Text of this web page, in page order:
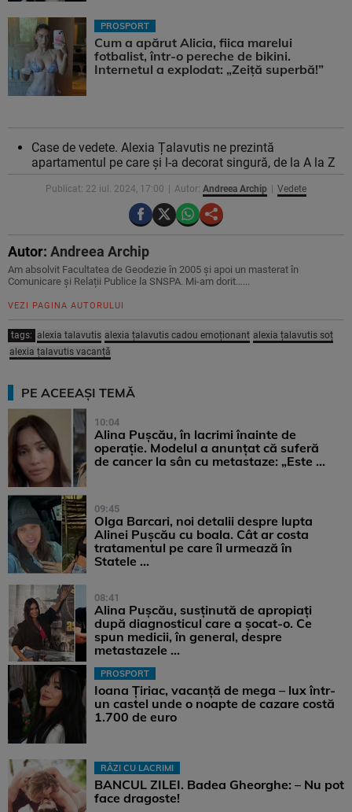
PROSPORT
Cum a apărut Alicia, fiica marelui
fotbalist, într-o pereche de bikini.
Internetul a explodat: „Zeiță superbă!”
Case de vedete. Alexia Țalavutis ne prezintă
apartamentul pe care și l-a decorat singură, de la A la Z
Publicat: 22 iul. 2024, 17:00 Autor: Andreea Archip Vedete
Autor: Andreea Archip
Am absolvit Facultatea de Geodezie în 2005 și apoi un masterat în
Comunicare și Relații Publice la SNSPA. Mi-am dorit…...
VEZI PAGINA AUTORULUI
tags: alexia talavutis alexia țalavutis cadou emoționant alexia țalavutis soț
alexia țalavutis vacanță
PE ACEEAȘI TEMĂ
10:04
Alina Pușcău, în lacrimi înainte de
operație. Modelul a anunțat că suferă
de cancer la sân cu metastaze: „Este ...
09:45
Olga Barcari, noi detalii despre lupta
Alinei Pușcău cu boala. Cât ar costa
tratamentul pe care îl urmează în
Statele ...
08:41
Alina Pușcău, susținută de apropiați
după diagnosticul care a șocat-o. Ce
spun medicii, în general, despre
metastazele ...
PROSPORT
Ioana Țiriac, vacanță de mega – lux într-
un castel unde o noapte de cazare costă
1.700 de euro
RÂZI CU LACRIMI
BANCUL ZILEI. Badea Gheorghe: – Nu pot
face dragoste!